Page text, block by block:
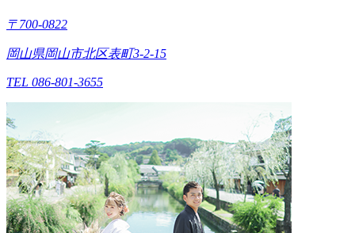
〒700-0822
岡山県岡山市北区表町3-2-15
TEL 086-801-3655